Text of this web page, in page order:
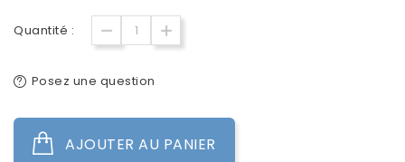
Quantité :
Posez une question
AJOUTER AU PANIER